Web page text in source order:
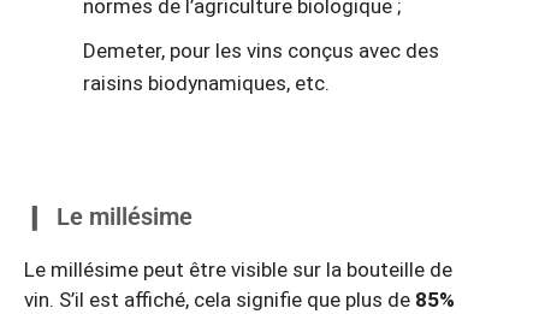
normes de l’agriculture biologique ;
Demeter, pour les vins conçus avec des
raisins biodynamiques, etc.
Le millésime
Le millésime peut être visible sur la bouteille de
vin. S’il est affiché, cela signifie que plus de 85%